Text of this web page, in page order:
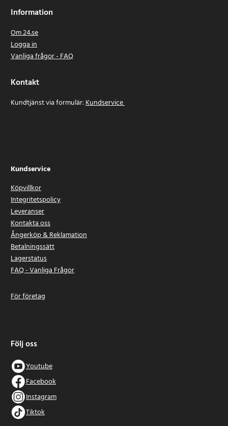
Information
Om 24.se
Logga in
Vanliga frågor - FAQ
Kontakt
Kundtjänst via formulär:Kundservice
Kundservice
Köpvillkor
Integritetspolicy
Leveranser
Kontakta oss
Ångerköp & Reklamation
Betalningssätt
Lagerstatus
FAQ - Vanliga Frågor
För företag
Följ oss
Youtube
Facebook
Instagram
Tiktok